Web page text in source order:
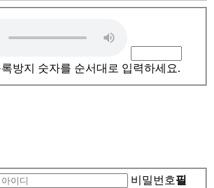
방지 숫자를 순서대로 입력하세요.
비밀번호필